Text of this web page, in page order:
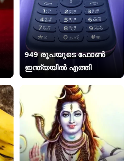
949 രൂപയുടെ ഫോൺ
ഇന്ത്യയിൽ എത്തി